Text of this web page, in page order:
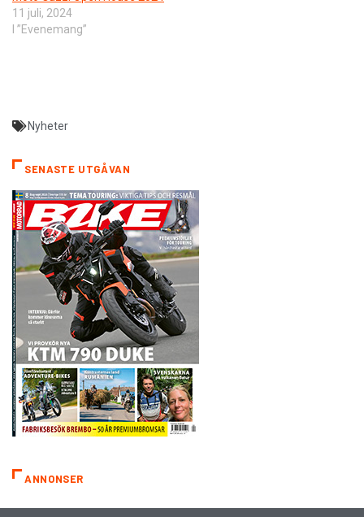
11 juli, 2024
I ”Evenemang”
Nyheter
SENASTE UTGÅVAN
ANNONSER